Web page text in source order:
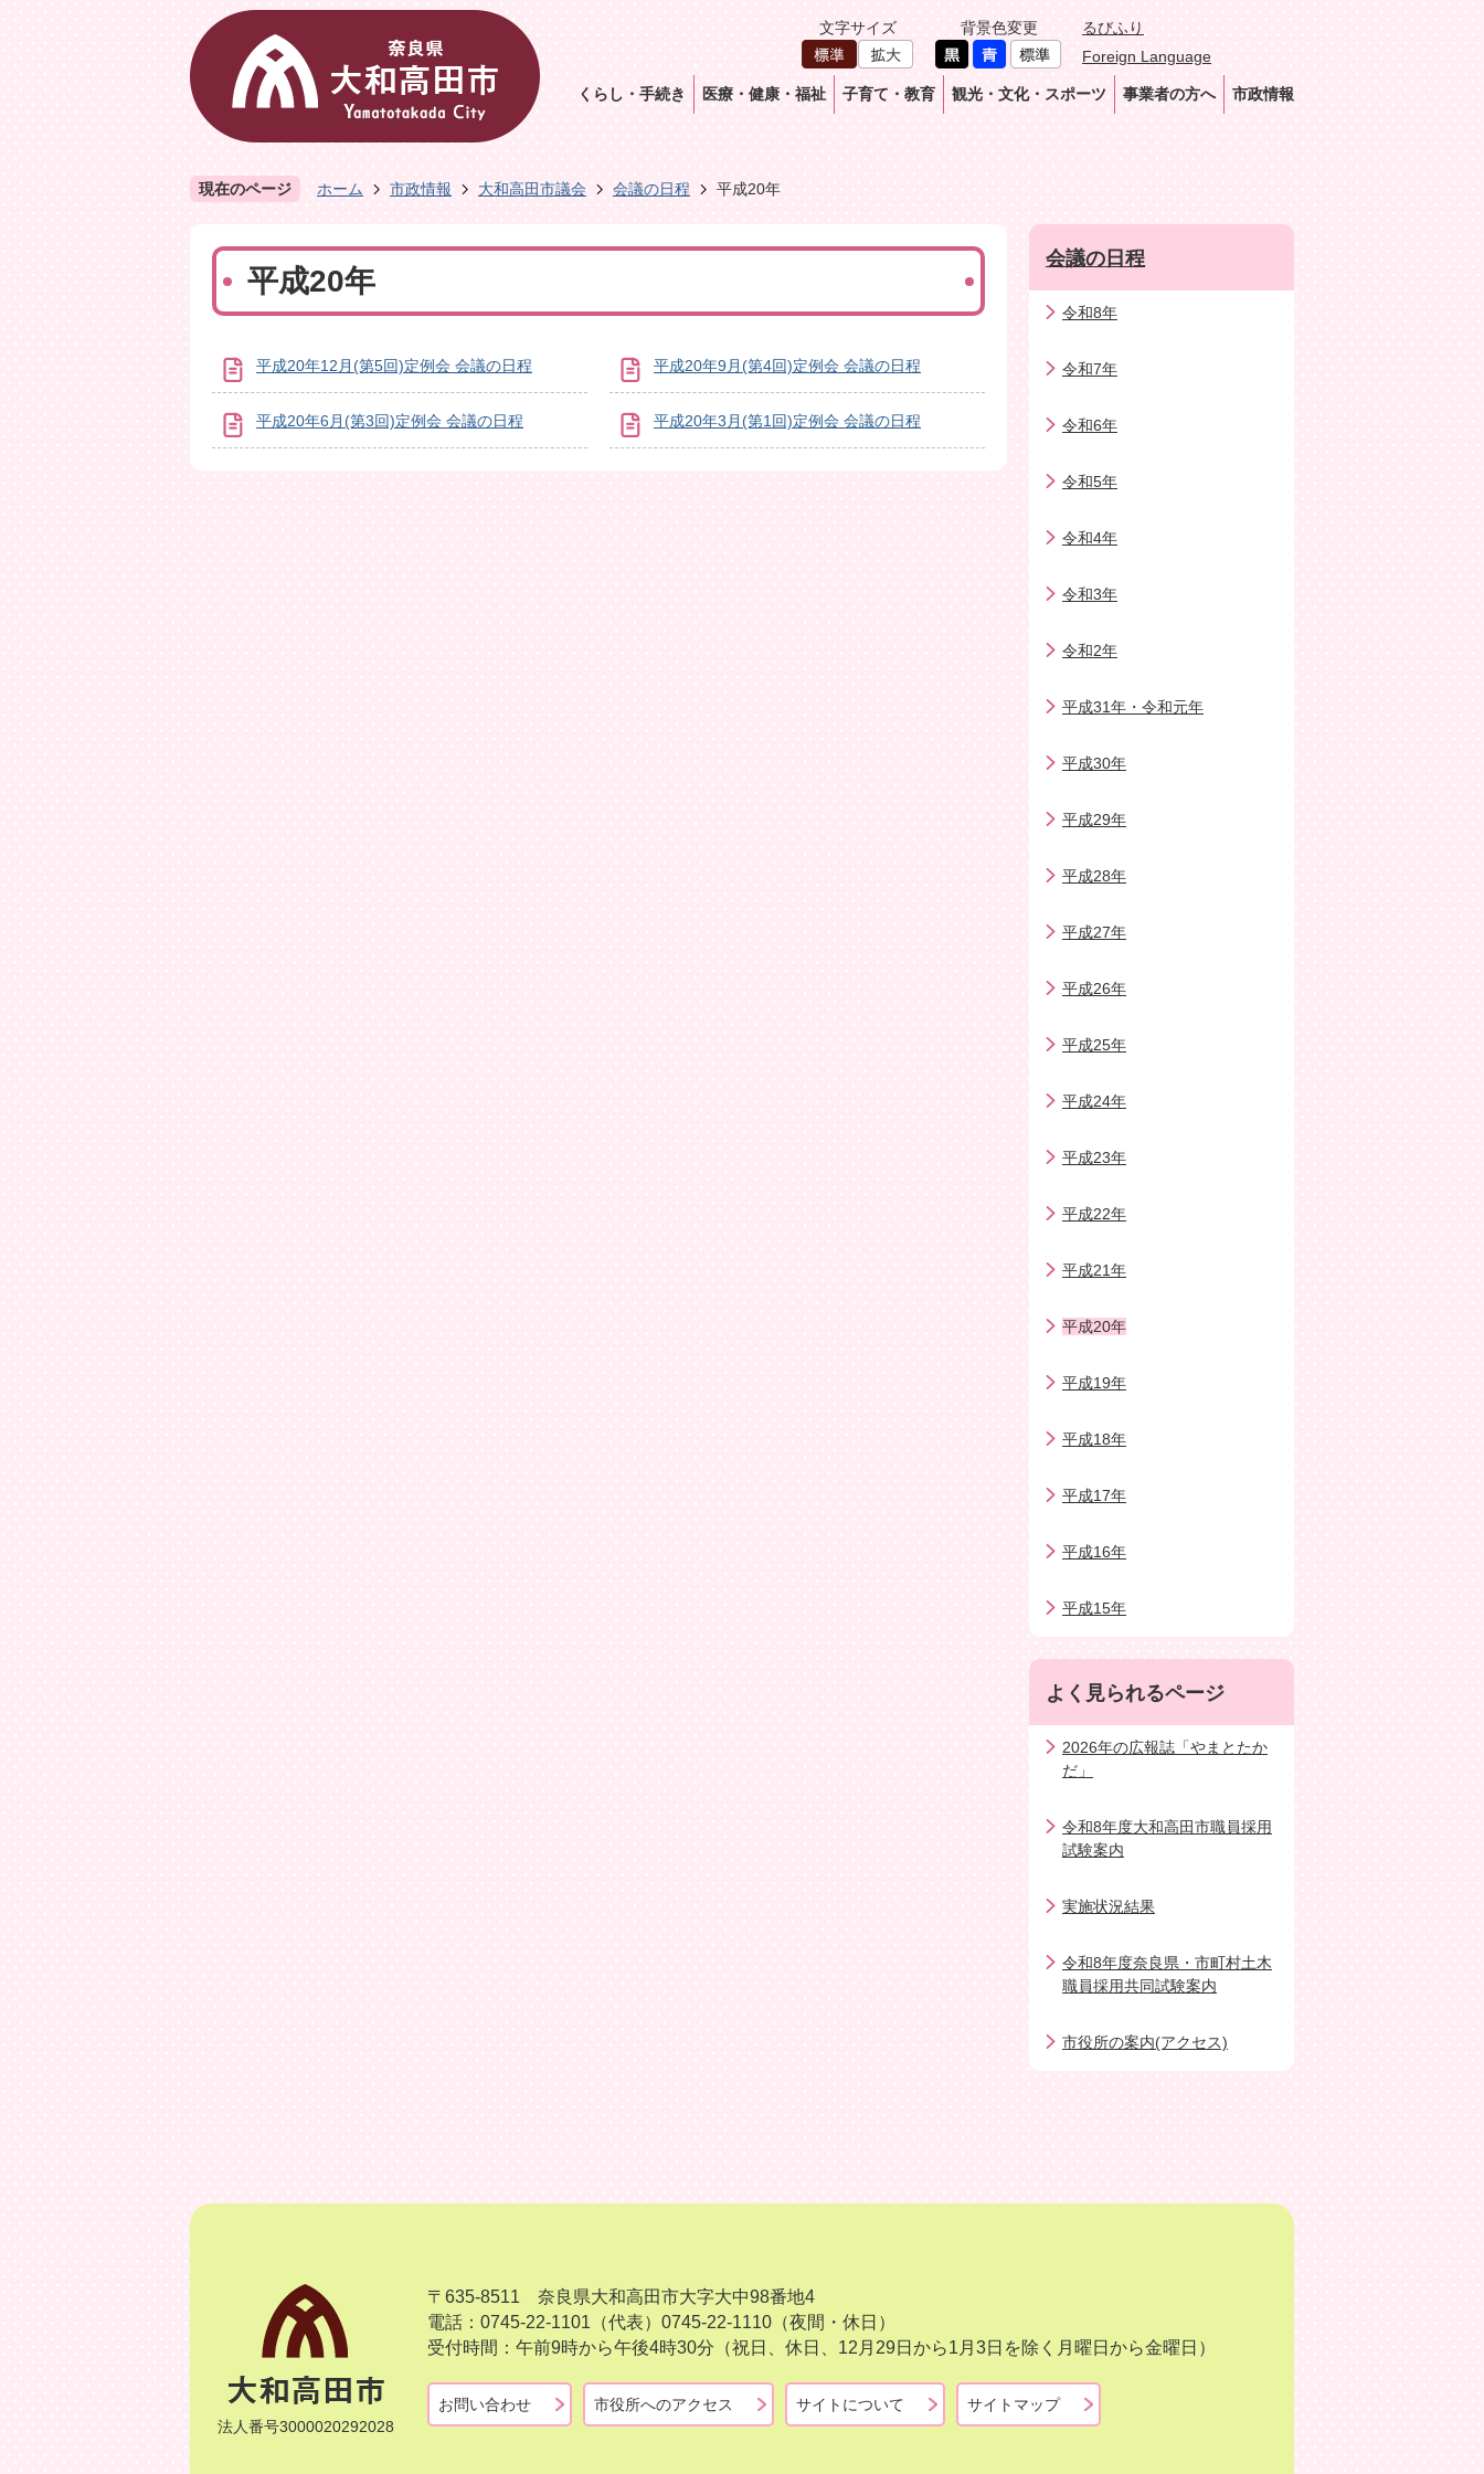
文字サイズ 背景色変更
るびふり
Foreign Language
くらし・手続き 医療・健康・福祉 子育て・教育 観光・文化・スポーツ 事業者の方へ 市政情報
現在のページ ホーム 市政情報 大和高田市議会 会議の日程 平成20年
平成20年
平成20年12月(第5回)定例会 会議の日程 平成20年9月(第4回)定例会 会議の日程
平成20年6月(第3回)定例会 会議の日程 平成20年3月(第1回)定例会 会議の日程
会議の日程
令和8年
令和7年
令和6年
令和5年
令和4年
令和3年
令和2年
平成31年・令和元年
平成30年
平成29年
平成28年
平成27年
平成26年
平成25年
平成24年
平成23年
平成22年
平成21年
平成20年
平成19年
平成18年
平成17年
平成16年
平成15年
よく見られるページ
2026年の広報誌「やまとたか
だ」
令和8年度大和高田市職員採用
試験案内
実施状況結果
令和8年度奈良県・市町村土木
職員採用共同試験案内
市役所の案内(アクセス)
法人番号3000020292028
〒635-8511 奈良県大和高田市大字大中98番地4
電話：0745-22-1101（代表） 0745-22-1110（夜間・休日）
受付時間：午前9時から午後4時30分（祝日、休日、12月29日から1月3日を除く月曜日から金曜日）
お問い合わせ 市役所へのアクセス サイトについて サイトマップ